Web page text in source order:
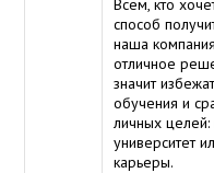
Всем, кто
способ
наша
отличное
значит
обучения и
личных целей:
университет
карьеры.